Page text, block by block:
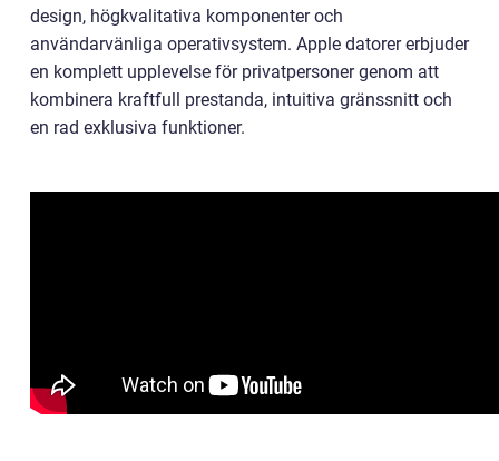
design, högkvalitativa komponenter och
användarvänliga operativsystem. Apple datorer erbjuder
en komplett upplevelse för privatpersoner genom att
kombinera kraftfull prestanda, intuitiva gränssnitt och
en rad exklusiva funktioner.